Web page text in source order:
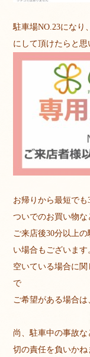
駐車場NO.23になり
にして頂けたらと思
お帰りから最短で
ついでのお買い物
ご来店後30分以上
い場合もございます
空いている場合に
で
ご希望がある場合
尚、駐車中の事故
切の責任を負いか